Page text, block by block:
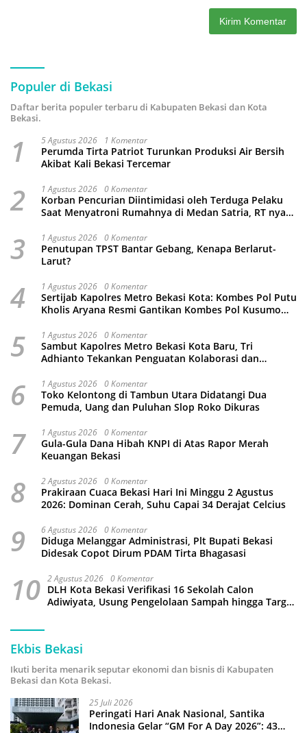
Populer di Bekasi
Daftar berita populer terbaru di Kabupaten Bekasi dan Kota
Bekasi.
1 5 Agustus 2026 1 Komentar
Perumda Tirta Patriot Turunkan Produksi Air Bersih
Akibat Kali Bekasi Tercemar
2 1 Agustus 2026 0 Komentar
Korban Pencurian Diintimidasi oleh Terduga Pelaku
Saat Menyatroni Rumahnya di Medan Satria, RT nya
3 1 Agustus 2026 0 Komentar
Penutupan TPST Bantar Gebang, Kenapa Berlarut-
Larut?
4 1 Agustus 2026 0 Komentar
Sertijab Kapolres Metro Bekasi Kota: Kombes Pol Putu
Kholis Aryana Resmi Gantikan Kombes Pol Kusumo
5 1 Agustus 2026 0 Komentar
Sambut Kapolres Metro Bekasi Kota Baru, Tri
Adhianto Tekankan Penguatan Kolaborasi dan
6 1 Agustus 2026 0 Komentar
Toko Kelontong di Tambun Utara Didatangi Dua
Pemuda, Uang dan Puluhan Slop Roko Dikuras
7 1 Agustus 2026 0 Komentar
Gula-Gula Dana Hibah KNPI di Atas Rapor Merah
Keuangan Bekasi
8 2 Agustus 2026 0 Komentar
Prakiraan Cuaca Bekasi Hari Ini Minggu 2 Agustus
2026: Dominan Cerah, Suhu Capai 34 Derajat Celcius
9 6 Agustus 2026 0 Komentar
Diduga Melanggar Administrasi, Plt Bupati Bekasi
Didesak Copot Dirum PDAM Tirta Bhagasasi
10 2 Agustus 2026 0 Komentar
DLH Kota Bekasi Verifikasi 16 Sekolah Calon
Adiwiyata, Usung Pengelolaan Sampah hingga Target
Ekbis Bekasi
Ikuti berita menarik seputar ekonomi dan bisnis di Kabupaten
Bekasi dan Kota Bekasi.
25 Juli 2026
Peringati Hari Anak Nasional, Santika
Indonesia Gelar “GM For A Day 2026”: 43